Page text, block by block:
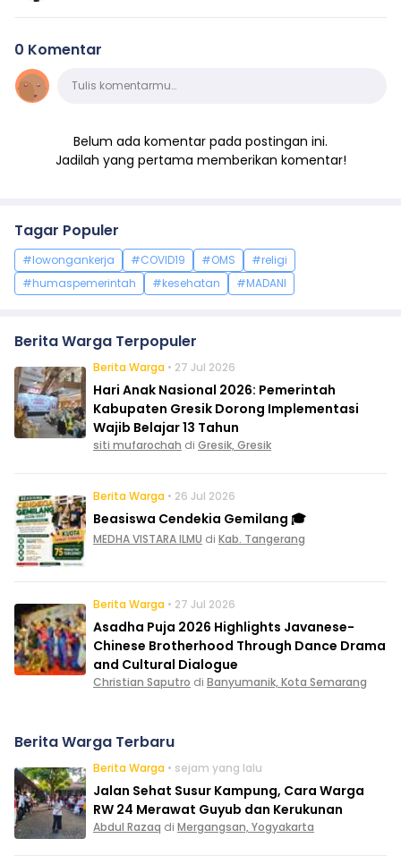
0 Komentar
KomentarTulis komentarmu…
Belum ada komentar pada postingan ini.
Jadilah yang pertama memberikan komentar!
Tagar Populer
#lowongankerja #COVID19 #OMS
#religi
#humaspemerintah
#kesehatan #MADANI
Berita Warga Terpopuler
Berita Warga • 27 Jul 2026
Hari Anak Nasional 2026: Pemerintah
Kabupaten Gresik Dorong Implementasi
Wajib Belajar 13 Tahun
siti mufarochah di Gresik, Gresik
Berita Warga • 26 Jul 2026
Beasiswa Cendekia Gemilang 🎓
MEDHA VISTARA ILMU di Kab. Tangerang
Berita Warga • 27 Jul 2026
Asadha Puja 2026 Highlights Javanese-
Chinese Brotherhood Through Dance Drama
and Cultural Dialogue
Christian Saputro di Banyumanik, Kota Semarang
Berita Warga Terbaru
Berita Warga • sejam yang lalu
Jalan Sehat Susur Kampung, Cara Warga
RW 24 Merawat Guyub dan Kerukunan
Abdul Razaq di Mergangsan, Yogyakarta